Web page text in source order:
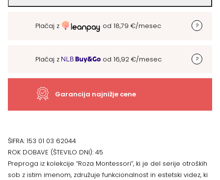
montessori
Plačaj z od 18,79 €/mesec
Plačaj z od 16,92 €/mesec
Garancija najnižje cene
ŠIFRA: 153 01 03 62044
ROK DOBAVE (ŠTEVILO DNI): 45
Preproga iz kolekcije “Roza Montessori”, ki je del serije otroških
sob z istim imenom, združuje funkcionalnost in estetski videz, ki